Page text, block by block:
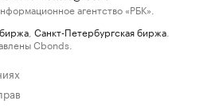
агентство «РБК».
Санкт-Петербургская биржа
Cbonds.